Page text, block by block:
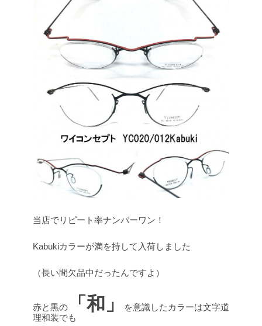
当店でリピート率ナンバーワン！
Kabukiカラーが満を持して入荷しました
（長い間欠品中だったんですよ）
赤と黒の 「和」
を意識したカラーは文字道
理和装でも